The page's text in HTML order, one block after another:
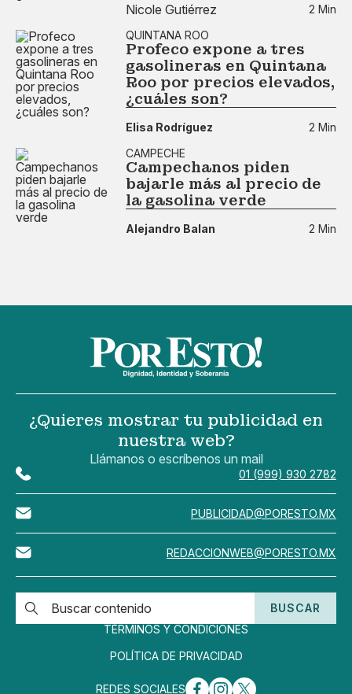
Nicole Gutiérrez
2 Min
QUINTANA ROO
Profeco expone a tres
gasolineras en Quintana
Roo por precios elevados,
¿cuáles son?
Elisa Rodríguez
2 Min
CAMPECHE
Campechanos piden
bajarle más al precio de
la gasolina verde
Alejandro Balan 2 Min
¿Quieres mostrar tu publicidad en
nuestra web?
Llámanos o escríbenos un mail
01 (999) 930 2782
PUBLICIDAD@PORESTO.MX
REDACCIONWEB@PORESTO.MX
BUSCAR
TÉRMINOS Y CONDICIONES
POLÍTICA DE PRIVACIDAD
REDES SOCIALES